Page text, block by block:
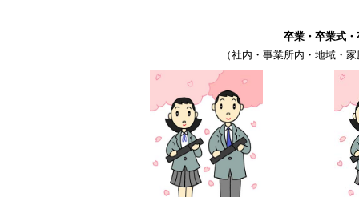
卒業・卒業式
（社内・事業所内・地域・